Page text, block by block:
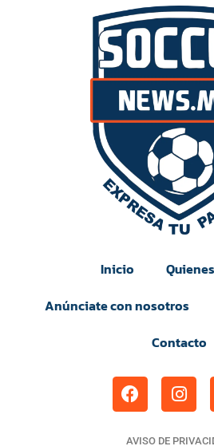
Inicio
Anúnciate con nosotros
Contacto
AVISO DE